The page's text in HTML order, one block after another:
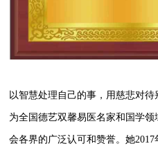
以智慧处理自己的事，用慈悲对
为全国德艺双馨易医名家和国学
会各界的广泛认可和赞誉。她